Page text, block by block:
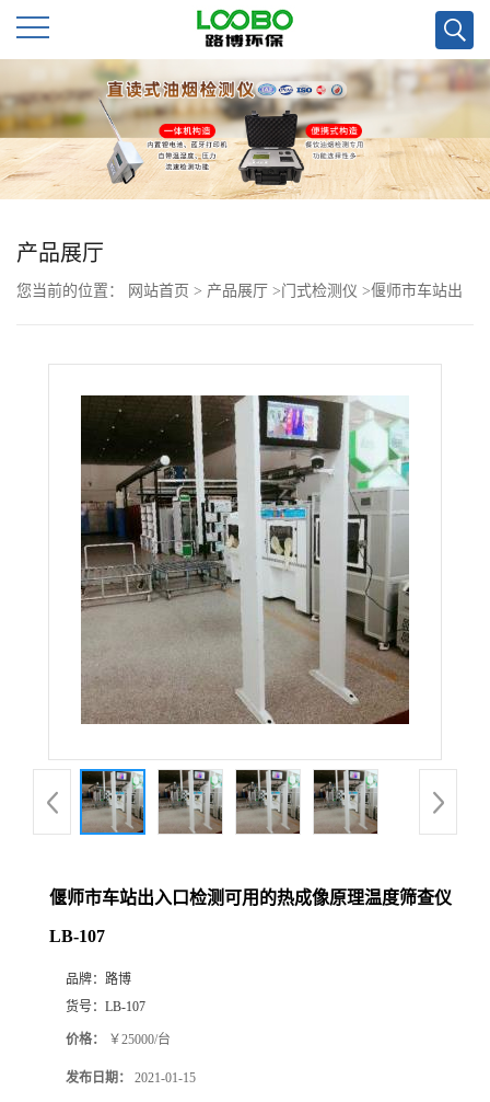
公
司
首
页
公
品
厅
产品展厅
您当前的位置： 网站首页 > 产品展厅 >门式检测仪 >偃师市车站出
偃师市车站出入口检测可用的热成像原理温度筛查仪
LB-107
品牌： 路博
货号： LB-107
价格： ￥25000/台
发布日期： 2021-01-15